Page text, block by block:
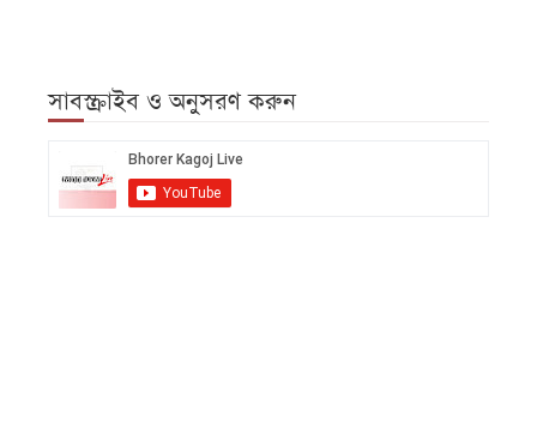
সাবস্ক্রাইব ও অনুসরণ করুন